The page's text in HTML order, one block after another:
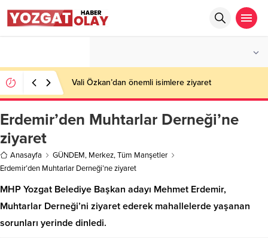
Vali Özkan’dan önemli isimlere ziyaret
Erdemir’den Muhtarlar Derneği’ne
ziyaret
Anasayfa GÜNDEM, Merkez,Tüm Manşetler
Erdemir’den Muhtarlar Derneği’ne ziyaret
MHP Yozgat Belediye Başkan adayı Mehmet Erdemir,
Muhtarlar Derneği’ni ziyaret ederek mahallelerde yaşanan
sorunları yerinde dinledi.